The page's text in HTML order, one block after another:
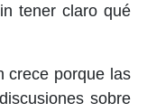
tener claro qué
crece porque las
sobre